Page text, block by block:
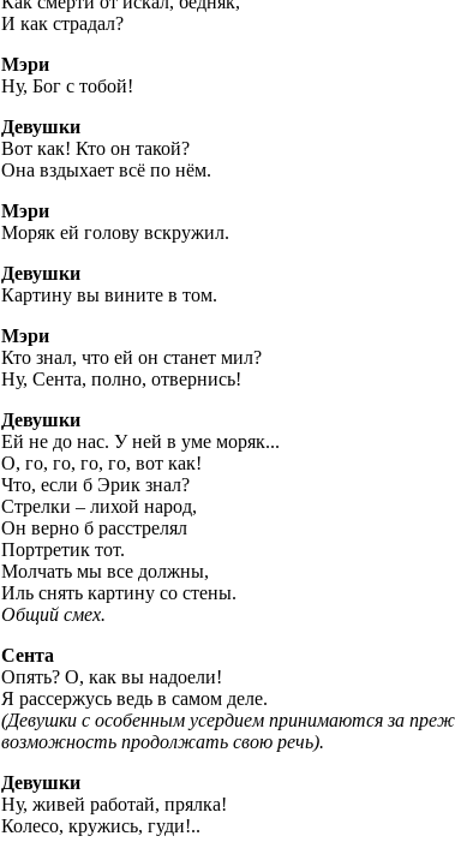
И как страдал?
Мэри
Ну, Бог с тобой!
Девушки
Вот как! Кто он такой?
Она вздыхает всё по нём.
Мэри
Моряк ей голову вскружил.
Девушки
Картину вы вините в том.
Мэри
Кто знал, что ей он станет мил?
Ну, Сента, полно, отвернись!
Девушки
Ей не до нас. У ней в уме моряк...
О, го, го, го, го, вот как!
Что, если б Эрик знал?
Стрелки – лихой народ,
Он верно б расстрелял
Портретик тот.
Молчать мы все должны,
Иль снять картину со стены.
Общий смех.
Сента
Опять? О, как вы надоели!
Я рассержусь ведь в самом деле.
(Девушки с особенным усердием принимаются за
возможность продолжать свою речь).
Девушки
Ну, живей работай, прялка!
Колесо, кружись, гуди!..